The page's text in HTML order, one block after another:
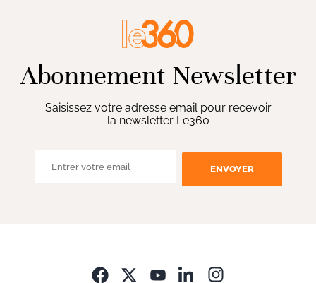
Abonnement Newsletter
Saisissez votre adresse email pour recevoir
la newsletter Le360
ENVOYER